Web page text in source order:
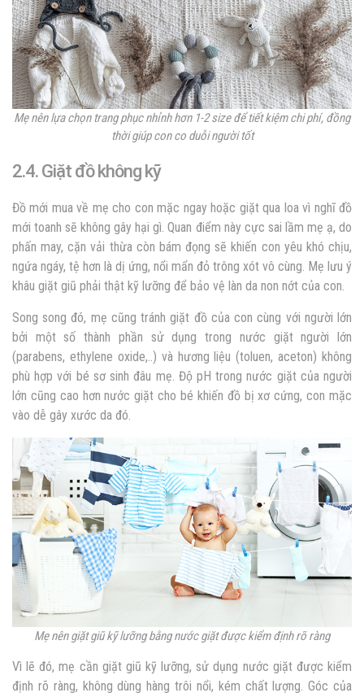
Mẹ nên lựa chọn trang phục nhỉnh hơn 1-2 size để tiết kiệm chi phí, đồng
thời giúp con co duỗi người tốt
2.4. Giặt đồ không kỹ
Đồ mới mua về mẹ cho con mặc ngay hoặc giặt qua loa vì nghĩ đồ
mới toanh sẽ không gây hại gì. Quan điểm này cực sai lầm mẹ ạ, do
phấn may, cặn vải thừa còn bám đọng sẽ khiến con yêu khó chịu,
ngứa ngáy, tệ hơn là dị ứng, nổi mẩn đỏ trông xót vô cùng. Mẹ lưu ý
khâu giặt giũ phải thật kỹ lưỡng để bảo vệ làn da non nớt của con.
Song song đó, mẹ cũng tránh giặt đồ của con cùng với người lớn
bởi một số thành phần sử dụng trong nước giặt người lớn
(parabens, ethylene oxide,..) và hương liệu (toluen, aceton) không
phù hợp với bé sơ sinh đâu mẹ. Độ pH trong nước giặt của người
lớn cũng cao hơn nước giặt cho bé khiến đồ bị xơ cứng, con mặc
vào dễ gây xước da đó.
Mẹ nên giặt giũ kỹ lưỡng bằng nước giặt được kiểm định rõ ràng
Vì lẽ đó, mẹ cần giặt giũ kỹ lưỡng, sử dụng nước giặt được kiểm
định rõ ràng, không dùng hàng trôi nổi, kém chất lượng. Góc của